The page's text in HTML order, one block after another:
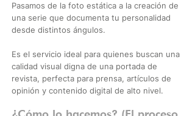
Pasamos de la foto estática a la creación de
una serie que documenta tu personalidad
desde distintos ángulos.
Es el servicio ideal para quienes buscan una
calidad visual digna de una portada de
revista, perfecta para prensa, artículos de
opinión y contenido digital de alto nivel.